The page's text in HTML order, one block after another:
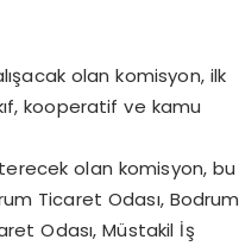
olan komisyon, ilk
kooperatif ve kamu
olan komisyon, bu
Ticaret Odası, Bodrum
Odası, Müstakil İş